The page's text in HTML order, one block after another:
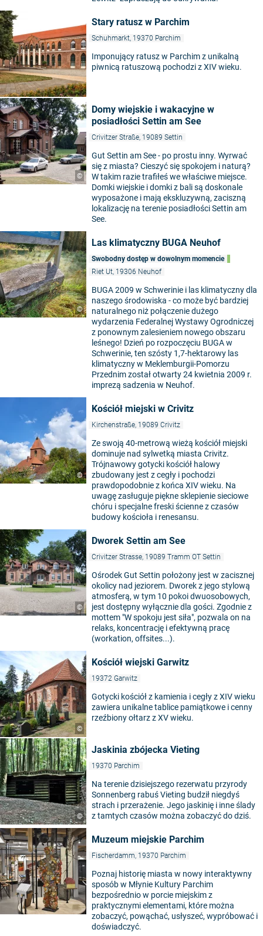
Stary ratusz w Parchim
Schuhmarkt, 19370 Parchim
Imponujący ratusz w Parchim z unikalną
piwnicą ratuszową pochodzi z XIV wieku.
©
Domy wiejskie i wakacyjne w
posiadłości Settin am See
Crivitzer Straße, 19089 Settin
Gut Settin am See - po prostu inny. Wyrwać
się z miasta? Cieszyć się spokojem i naturą?
W takim razie trafiłeś we właściwe miejsce.
Domki wiejskie i domki z bali są doskonale
wyposażone i mają ekskluzywną, zaciszną
lokalizację na terenie posiadłości Settin am
See.
©
Las klimatyczny BUGA Neuhof
Swobodny dostęp w dowolnym momencie
Riet Ut, 19306 Neuhof
BUGA 2009 w Schwerinie i las klimatyczny dla
naszego środowiska - co może być bardziej
naturalnego niż połączenie dużego
wydarzenia Federalnej Wystawy Ogrodniczej
z ponownym zalesieniem nowego obszaru
leśnego! Dzień po rozpoczęciu BUGA w
Schwerinie, ten szósty 1,7-hektarowy las
klimatyczny w Meklemburgii-Pomorzu
Przednim został otwarty 24 kwietnia 2009 r.
imprezą sadzenia w Neuhof.
©
Kościół miejski w Crivitz
Kirchenstraße, 19089 Crivitz
Ze swoją 40-metrową wieżą kościół miejski
dominuje nad sylwetką miasta Crivitz.
Trójnawowy gotycki kościół halowy
zbudowany jest z cegły i pochodzi
prawdopodobnie z końca XIV wieku. Na
uwagę zasługuje piękne sklepienie sieciowe
chóru i specjalne freski ścienne z czasów
budowy kościoła i renesansu.
©
Dworek Settin am See
Crivitzer Strasse, 19089 Tramm OT Settin
Ośrodek Gut Settin położony jest w zacisznej
okolicy nad jeziorem. Dworek z jego stylową
atmosferą, w tym 10 pokoi dwuosobowych,
jest dostępny wyłącznie dla gości. Zgodnie z
mottem "W spokoju jest siła", pozwala on na
relaks, koncentrację i efektywną pracę
(workation, offsites...).
©
Kościół wiejski Garwitz
19372 Garwitz
Gotycki kościół z kamienia i cegły z XIV wieku
zawiera unikalne tablice pamiątkowe i cenny
rzeźbiony ołtarz z XV wieku.
©
Jaskinia zbójecka Vieting
19370 Parchim
Na terenie dzisiejszego rezerwatu przyrody
Sonnenberg rabuś Vieting budził niegdyś
strach i przerażenie. Jego jaskinię i inne ślady
z tamtych czasów można zobaczyć do dziś.
Muzeum miejskie Parchim
Fischerdamm, 19370 Parchim
Poznaj historię miasta w nowy interaktywny
sposób w Młynie Kultury Parchim
bezpośrednio w porcie miejskim z
praktycznymi elementami, które można
zobaczyć, powąchać, usłyszeć, wypróbować i
doświadczyć.